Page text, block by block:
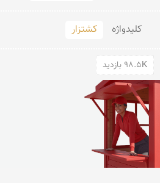
کلید‌واژه کشتزار
98.5K بازدید